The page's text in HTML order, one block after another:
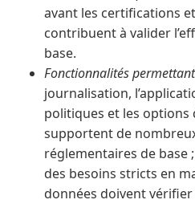
avant les certifications
contribuent à valider
base.
Fonctionnalités
journalisation,
politiques et les options
supportent de
réglementaires de base
des besoins stricts en
données doivent